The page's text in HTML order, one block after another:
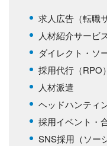
求人広告（転職
人材紹介サービ
ダイレクト・ソ
採用代行（RPO
人材派遣
ヘッドハンティ
採用イベント・
SNS採用（ソー